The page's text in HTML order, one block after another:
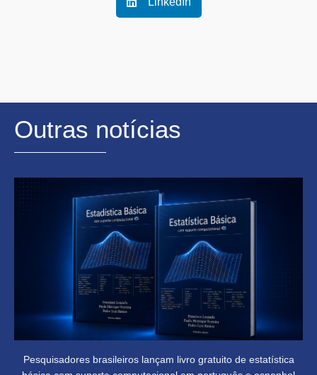
Outras notícias
Pesquisadores brasileiros lançam livro gratuito de estatística